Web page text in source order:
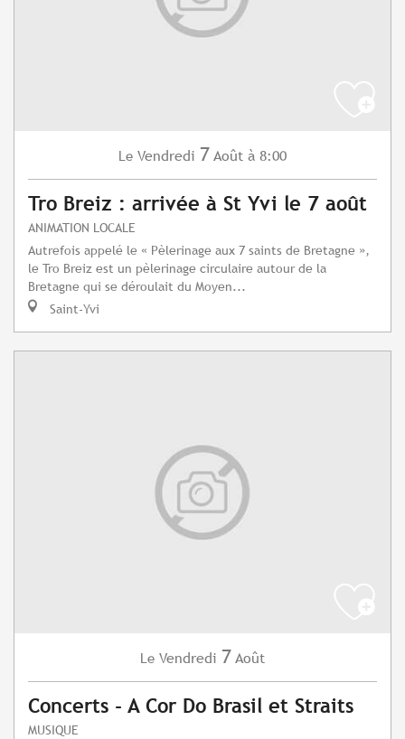
Le Vendredi 7 Août à 8:00
Tro Breiz : arrivée à St Yvi le 7 août
ANIMATION LOCALE
Autrefois appelé le « Pèlerinage aux 7 saints de Bretagne »,
le Tro Breiz est un pèlerinage circulaire autour de la
Bretagne qui se déroulait du Moyen...
Saint-Yvi
Le Vendredi 7 Août
Concerts - A Cor Do Brasil et Straits
MUSIQUE